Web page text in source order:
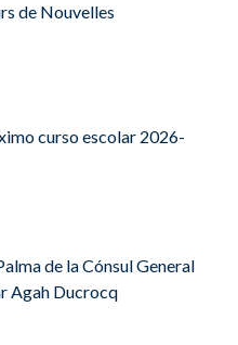
de Nouvelles
curso escolar 2026-
de la Cónsul General
Agah Ducrocq